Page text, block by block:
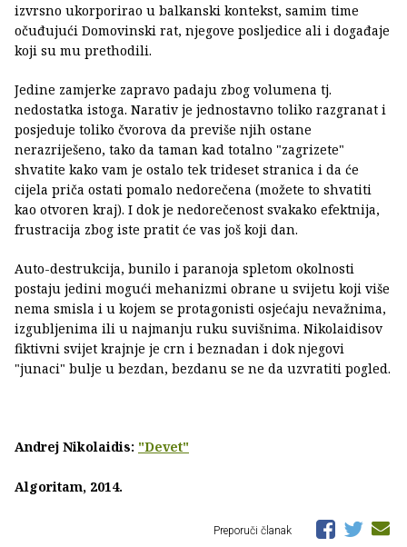
izvrsno ukorporirao u balkanski kontekst, samim time
očuđujući Domovinski rat, njegove posljedice ali i događaje
koji su mu prethodili.
Jedine zamjerke zapravo padaju zbog volumena tj.
nedostatka istoga. Narativ je jednostavno toliko razgranat i
posjeduje toliko čvorova da previše njih ostane
nerazriješeno, tako da taman kad totalno "zagrizete"
shvatite kako vam je ostalo tek trideset stranica i da će
cijela priča ostati pomalo nedorečena (možete to shvatiti
kao otvoren kraj). I dok je nedorečenost svakako efektnija,
frustracija zbog iste pratit će vas još koji dan.
Auto-destrukcija, bunilo i paranoja spletom okolnosti
postaju jedini mogući mehanizmi obrane u svijetu koji više
nema smisla i u kojem se protagonisti osjećaju nevažnima,
izgubljenima ili u najmanju ruku suvišnima. Nikolaidisov
fiktivni svijet krajnje je crn i beznadan i dok njegovi
"junaci" bulje u bezdan, bezdanu se ne da uzvratiti pogled.
Andrej Nikolaidis: "Devet"
Algoritam, 2014.
Preporuči članak